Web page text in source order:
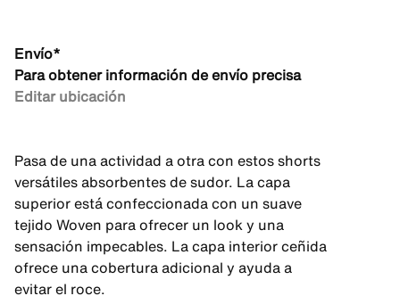
Envío*
Para obtener información de envío precisa
Editar ubicación
Pasa de una actividad a otra con estos shorts
versátiles absorbentes de sudor. La capa
superior está confeccionada con un suave
tejido Woven para ofrecer un look y una
sensación impecables. La capa interior ceñida
ofrece una cobertura adicional y ayuda a
evitar el roce.